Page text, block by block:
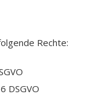
Rechte:
DSGVO